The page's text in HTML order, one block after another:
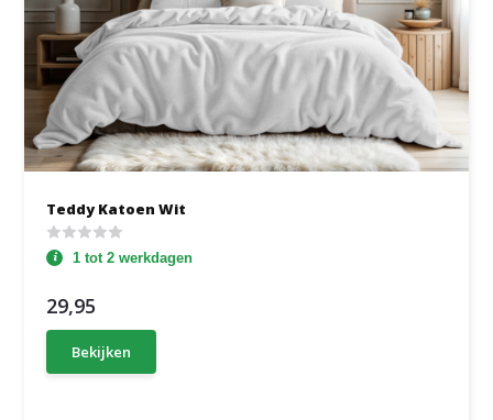
Teddy Katoen Wit
1 tot 2 werkdagen
29,95
Bekijken